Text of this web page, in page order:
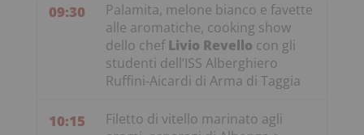
09:30
Palamita, melone bianco e favette
alle aromatiche, cooking show
dello chefLivio Revello con gli
studenti dell’ISS Alberghiero
Ruffini-Aicardi di Arma di Taggia
10:15
Filetto di vitello marinato agli